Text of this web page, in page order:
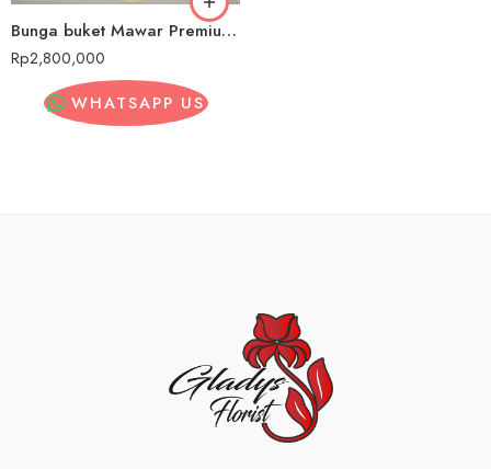
Bunga buket Mawar PremiumIKN (Ibu Kota Nusantara)
Rp2,800,000
WHATSAPP US